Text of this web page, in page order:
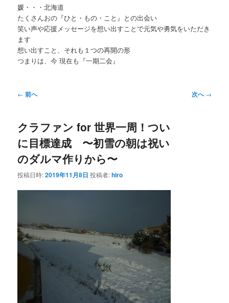
媛・・・北海道
たくさんおの『ひと・もの・こと』との出会い
笑い声や応援メッセージを想い出すことで元気や勇気をいただき
ます
想い出すこと、それも１つの再開の形
つまりは、今 現在も『一期二会』
投
ビ
ゲ
ー
シ
ン
← 前へ 次へ→
クラファン for 世界一周！つい
に目標達成 〜初雪の朝は祝い
のダルマ作りから〜
投稿日時:2019年11月8日 投稿者:hiro